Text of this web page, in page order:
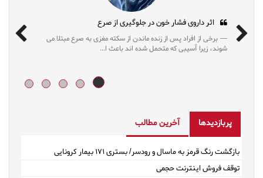
اثر داروی فشار خون در جلوگیری از صرع
برخی از افراد پس از زنده ماندن از سکته
شوند، زیرا آسیبی که متحمل شده اند باعث ا...
مُد روز
می دهد رژیم‌های محدودکننده که
طولانی‌مدت کمک...
پربازدیدها آخرین مطالب
بازگشت رنگ قرمز به ماسال و رودسر/ بستری ۱۷۱ بیمار کرونایی
توقف فروش اینترنت حجمی